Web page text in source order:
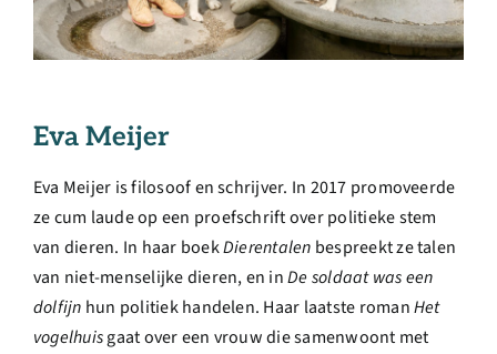
Eva Meijer
Eva Meijer is filosoof en schrijver. In 2017 promoveerde
ze cum laude op een proefschrift over politieke stem
van dieren. In haar boekDierentalen bespreekt ze talen
van niet-menselijke dieren, en inDe soldaat was een
dolfijn hun politiek handelen. Haar laatste romanHet
vogelhuisgaat over een vrouw die samenwoont met